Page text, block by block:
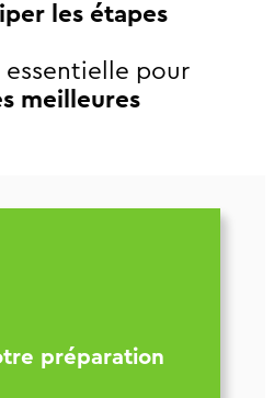
les étapes
essentielle pour
meilleures
préparation